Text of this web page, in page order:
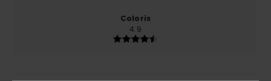
Coloris
4.9